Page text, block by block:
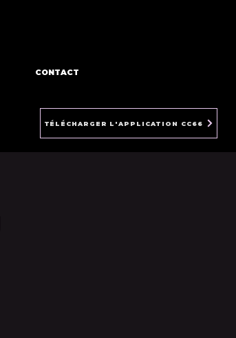
CONTACT
TÉLÉCHARGER L'APPLICATION CC66